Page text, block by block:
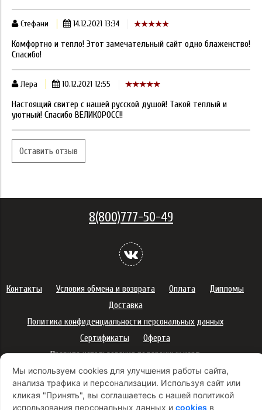
Стефани 14.12.2021 13:34
Комфортно и тепло! Этот замечательный сайт одно блаженство!
Спасибо!
Лера 10.12.2021 12:55
Настоящий свитер с нашей русской душой! Такой теплый и
уютный! Спасибо ВЕЛИКОРОСС!!
Оставить отзыв
Мы используем cookies для улучшения работы сайта,
анализа трафика и персонализации. Используя сайт или
кликая "Принять", вы соглашаетесь с нашей политикой
использования персональных данных и cookies в
8(800)777-50-49
Контакты Условия обмена и возврата Оплата
Дипломы
Доставка
Политика конфиденциальности персональных данных
Сертификаты
Оферта
Правила использования подарочных карт
Правила ухода за одеждой
Политика платежей
Условия использования Cookie-файлов
Согласие на рекламную рассылку